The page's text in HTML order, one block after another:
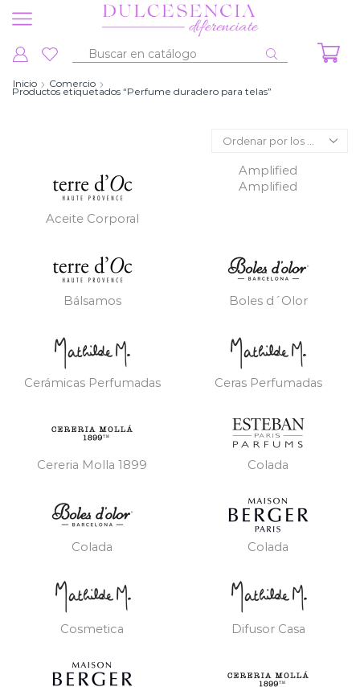
Entrada
búsqueda
Inicio Comercio
Productos etiquetados “Perfume duradero para telas”
Aceite Corporal
Amplified
Amplified
Bálsamos Boles d´Olor
Cerámicas Perfumadas Ceras Perfumadas
Cereria Molla 1899 Colada
Colada Colada
Cosmetica Difusor Casa